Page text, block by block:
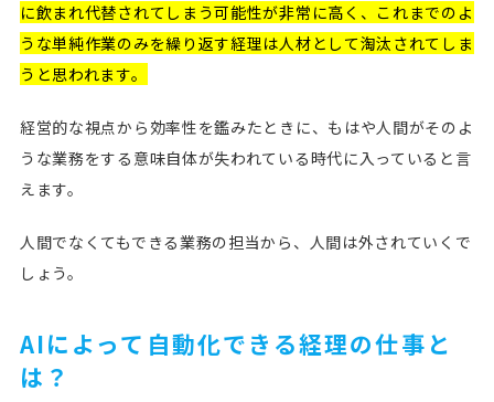
に飲まれ代替されてしまう可能性が非常に高く、これまでのよ
うな単純作業のみを繰り返す経理は人材として淘汰されてしま
うと思われます。
経営的な視点から効率性を鑑みたときに、もはや人間がそのよ
うな業務をする意味自体が失われている時代に入っていると言
えます。
人間でなくてもできる業務の担当から、人間は外されていくで
しょう。
AIによって自動化できる経理の仕事と
は？